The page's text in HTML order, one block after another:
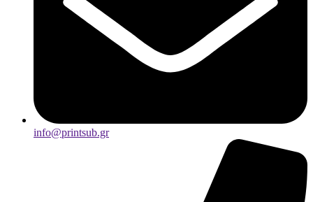
info@printsub.gr